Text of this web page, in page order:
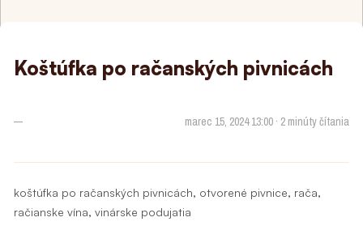
Koštúfka po račanských pivnicách
— marec 15, 2024 13:00 · 2 minúty čítania
koštúfka po račanských pivnicách, otvorené pivnice, rača,
račianske vína, vinárske podujatia